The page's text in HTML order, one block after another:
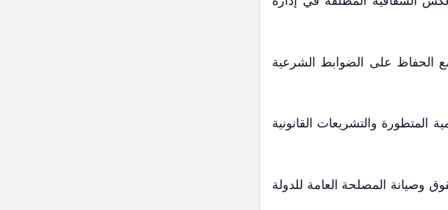
الحفاظ على الضوابط الشرعية
المتطورة والتشريعات القانونية
وصيانة المصلحة العامة للدولة